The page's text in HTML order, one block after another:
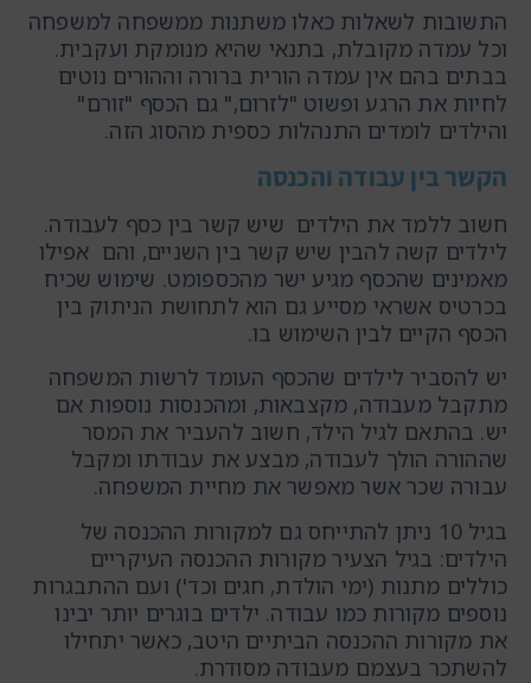
התשובות לשאלות כאלו משתנות ממשפחה למשפחה
וכל עמדה מקובלת, בתנאי שהיא מנומקת ועקבית.
בבתים בהם אין עמדה הורית ברורה וההורים נוטים
לחיות את הרגע ופשוט "לזרום," גם הכסף "זורם"
והילדים לומדים התנהלות כספית מהסוג הזה.
הקשר בין עבודה והכנסה
חשוב ללמד את הילדים שיש קשר בין כסף לעבודה.
לילדים קשה להבין שיש קשר בין השניים, והם אפילו
מאמינים שהכסף מגיע ישר מהכספומט. שימוש שכיח
בכרטיס אשראי מסייע גם הוא לתחושת הניתוק בין
הכסף הקיים לבין השימוש בו.
יש להסביר לילדים שהכסף העומד לרשות המשפחה
מתקבל מעבודה, מקצבאות, ומהכנסות נוספות אם
יש. בהתאם לגיל הילד, חשוב להעביר את המסר
שההורה הולך לעבודה, מבצע את עבודתו ומקבל
עבורה שכר אשר מאפשר את מחיית המשפחה.
בגיל 10 ניתן להתייחס גם למקורות ההכנסה של
הילדים: בגיל הצעיר מקורות ההכנסה העיקריים
כוללים מתנות (ימי הולדת, חגים וכד') ועם ההתבגרות
נוספים מקורות כמו עבודה. ילדים בוגרים יותר יבינו
את מקורות ההכנסה הביתיים היטב, כאשר יתחילו
להשתכר בעצמם מעבודה מסודרת.